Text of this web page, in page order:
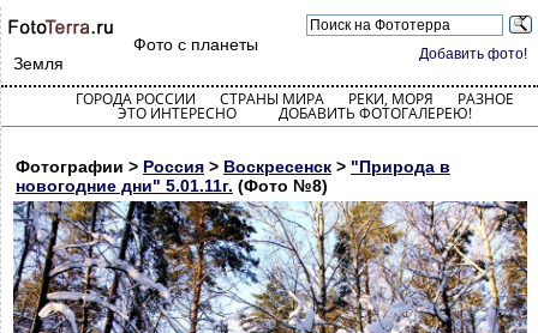
Добавить фото!
Фото с планеты
Земля
ГОРОДА РОССИИ СТРАНЫ МИРА РЕКИ, МОРЯ РАЗНОЕ
ЭТО ИНТЕРЕСНО ДОБАВИТЬ ФОТОГАЛЕРЕЮ!
Фотографии > Россия > Воскресенск > "Природа в
новогодние дни" 5.01.11г. (Фото №8)